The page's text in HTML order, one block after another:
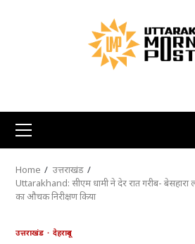
Primary
Menu
Home
उत्तराखंड
Uttarakhand: सीएम धामी ने देर रात गरीब- बेसहारा
का औचक निरीक्षण किया
उत्तराखंड देहरादून